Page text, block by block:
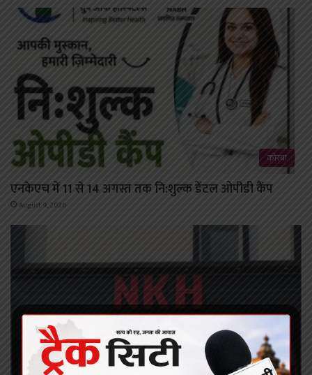
कोरबा
एनकेएच में 11 से 14 अगस्त तक नि:शुल्क डेंटल ओपीडी कैंप
August 9, 2026